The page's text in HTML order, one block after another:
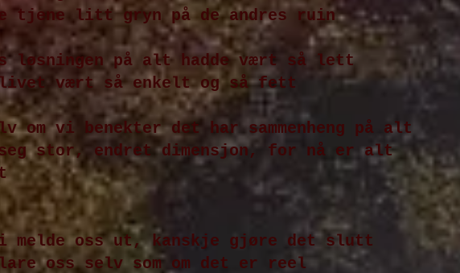
tjene litt gryn på de andres ruin
løsningen på alt hadde vært så lett
livet vært så enkelt og så fett
om vi benekter det har sammenheng på alt
stor,
endret dimensjon, for nå er alt
melde oss ut, kanskje gjøre det slutt
oss selv som om det er reel